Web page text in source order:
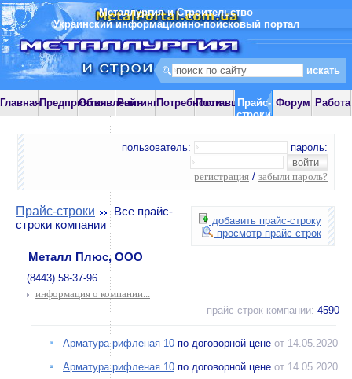
Металлургия и Строительство
Украинский информационно-поисковый портал
ГлавнаяПредприятияОбъявления
РейтингПотребностиПоставщики
Прайс-
строки
Форум Работа
пользователь: пароль:
регистрация / забыли пароль?
добавить прайс-строку
просмотр прайс-строк
Прайс-строки
Все прайс-
строки компании
Металл Плюс, ООО
(8443) 58-37-96
информация о компании...
прайс-строк компании: 4590
Арматура рифленая 10 по договорной цене от 14.05.2020
Арматура рифленая 10 по договорной цене от 14.05.2020